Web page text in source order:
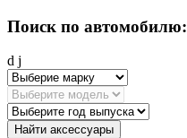
Поиск по автомобилю:
d j
Найти аксессуары